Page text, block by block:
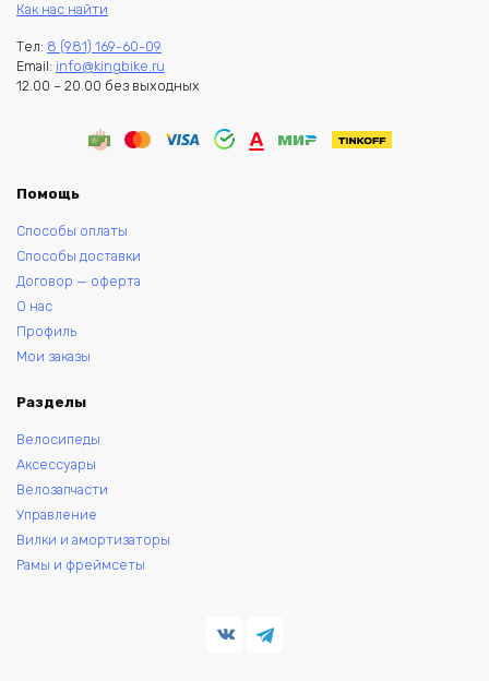
Как нас найти
Тел: 8 (981) 169-60-09
Email: info@kingbike.ru
12.00 – 20.00 без выходных
Помощь
Способы оплаты
Способы доставки
Договор — оферта
О нас
Профиль
Мои заказы
Разделы
Велосипеды
Аксессуары
Велозапчасти
Управление
Вилки и амортизаторы
Рамы и фреймсеты